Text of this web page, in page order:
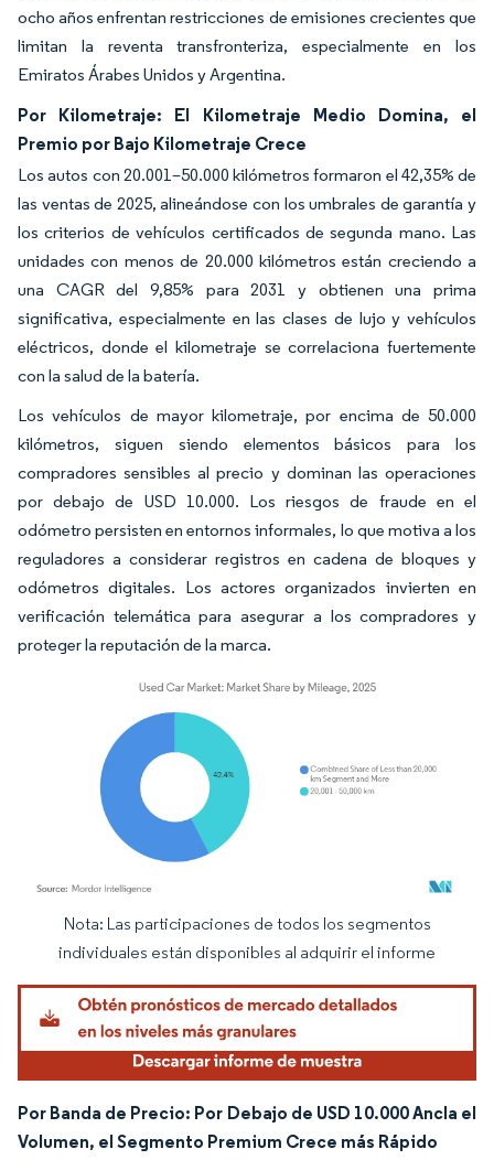
ocho años enfrentan restricciones de emisiones crecientes que
limitan la reventa transfronteriza, especialmente en los
Emiratos Árabes Unidos y Argentina.
Por Kilometraje: El Kilometraje Medio Domina, el
Premio por Bajo Kilometraje Crece
Los autos con 20.001–50.000 kilómetros formaron el 42,35% de
las ventas de 2025, alineándose con los umbrales de garantía y
los criterios de vehículos certificados de segunda mano. Las
unidades con menos de 20.000 kilómetros están creciendo a
una CAGR del 9,85% para 2031 y obtienen una prima
significativa, especialmente en las clases de lujo y vehículos
eléctricos, donde el kilometraje se correlaciona fuertemente
con la salud de la batería.
Los vehículos de mayor kilometraje, por encima de 50.000
kilómetros, siguen siendo elementos básicos para los
compradores sensibles al precio y dominan las operaciones
por debajo de USD 10.000. Los riesgos de fraude en el
odómetro persisten en entornos informales, lo que motiva a los
reguladores a considerar registros en cadena de bloques y
odómetros digitales. Los actores organizados invierten en
verificación telemática para asegurar a los compradores y
proteger la reputación de la marca.
Imagen © Mordor Intelligence. El uso requiere atribución según CC BY 4.0.
Nota: Las participaciones de todos los segmentos
individuales están disponibles al adquirir el informe
Por Banda de Precio: Por Debajo de USD 10.000 Ancla el
Volumen, el Segmento Premium Crece más Rápido